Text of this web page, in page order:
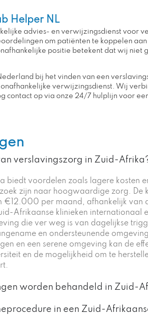
Helper NL
advies- en verwijzingsdienst
om patiënten te koppelen
positie betekent dat wij niet
bij het vinden van een
verwijzingsdienst. Wij
contact op via onze 24/7 hulplijn voor
verslavingszorg in Zuid-
biedt voordelen zoals lagere kosten
zijn naar hoogwaardige zorg.
per maand, afhankelijk van
Afrikaanse klinieken
die ver weg is van dagelijkse
en ondersteunende
en een serene omgeving kan de
en de mogelijkheid om te
worden behandeld in Zuid-
in een Zuid-